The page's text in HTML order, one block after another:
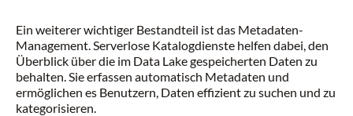
Ein weiterer wichtiger Bestandteil ist das Metadaten-
Management. Serverlose Katalogdienste helfen dabei, den
Überblick über die im Data Lake gespeicherten Daten zu
behalten. Sie erfassen automatisch Metadaten und
ermöglichen es Benutzern, Daten effizient zu suchen und zu
kategorisieren.